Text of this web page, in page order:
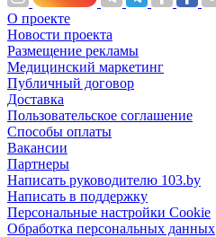
О проекте
Новости проекта
Размещение рекламы
Медицинский маркетинг
Публичный договор
Доставка
Пользовательское соглашение
Способы оплаты
Вакансии
Партнеры
Написать руководителю 103.by
Написать в поддержку
Персональные настройки Cookie
Обработка персональных данных